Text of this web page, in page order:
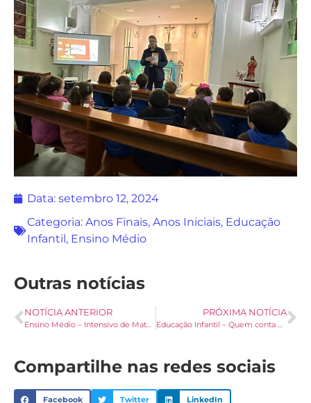
Data: setembro 12, 2024
Categoria: Anos Finais, Anos Iniciais, Educação
Infantil, Ensino Médio
Outras notícias
NOTÍCIA ANTERIOR
Ensino Médio – Intensivo de Matemática e Inglês
PRÓXIMA NOTÍCIA
Educação Infantil – Quem conta um conto, aumenta um ponto
Compartilhe nas redes sociais
Facebook Twitter LinkedIn